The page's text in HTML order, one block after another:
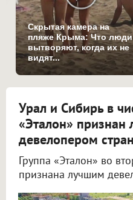
Скрытая камера на
пляже Крыма: Что люди
вытворяют, когда их не
видят...
Урал и Сибирь в
«Эталон» признан
девелопером
Группа «Эталон» во
признана лучшим